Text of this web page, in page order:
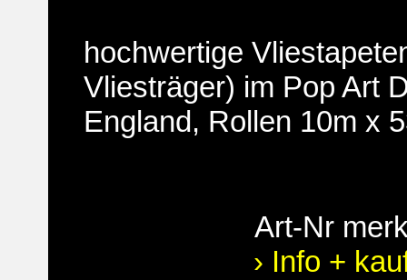
hochwertige
Vliesträger) im Pop Art
England, Rollen 10m x
Art-Nr
› Info +